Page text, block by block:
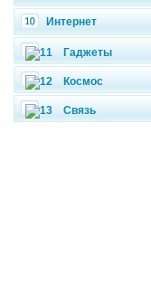
Интернет
Гаджеты
Космос
Связь